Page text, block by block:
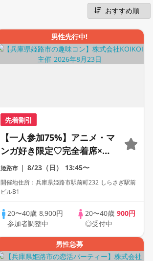
男性先行中!
先着割引
【一人参加75%】アニメ・マ
ンガ好き限定♡完全着席×マ
ッチングゲーム付きアニメコ
ン
姫路市 8/23（日） 13:45〜
開催地住所：兵庫県姫路市駅前町232 しらさぎ駅前
ビルB1
20〜40歳8,900円
参加者調整中
20〜40歳 900円
◎受付中
男性急募